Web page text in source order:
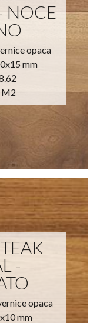
NOCE
opaca
mm
M2
-
opaca
mm